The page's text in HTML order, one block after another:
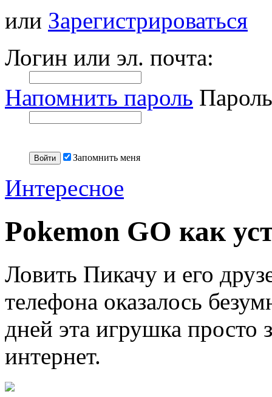
или Зарегистрироваться
Логин или эл. почта:
Напомнить пароль
Запомнить меня
Интересное
Pokemon GO как
Ловить Пикачу и его
телефона оказалось
дней эта игрушка просто
интернет.